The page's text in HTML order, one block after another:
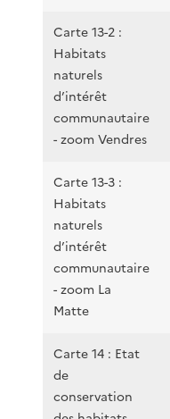
Carte 13-2 :
Habitats
naturels
d’intérêt
communautaire
- zoom Vendres
Carte 13-3 :
Habitats
naturels
d’intérêt
communautaire
- zoom La
Matte
Carte 14 : Etat
de
conservation